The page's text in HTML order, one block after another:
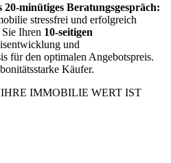
20-minütiges Beratungsgespräch:
stressfrei und erfolgreich
Ihren 10-seitigen
und
für den optimalen Angebotspreis.
Käufer.
IMMOBILIE WERT IST